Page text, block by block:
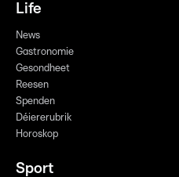
Life
News
Gastronomie
Gesondheet
Reesen
Spenden
Déiererubrik
Horoskop
Sport